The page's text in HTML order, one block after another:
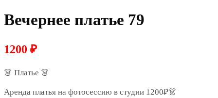
Вечернее платье 79
1200 ₽
👗 Платье 👗
Аренда платья на фотосессию в студии 1200₽👗